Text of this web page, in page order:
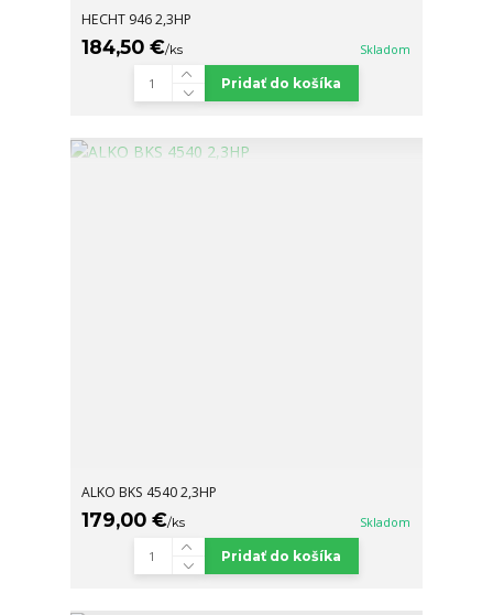
HECHT 946 2,3HP
184,50 €/ks Skladom
Pridať do košíka
ALKO BKS 4540 2,3HP
179,00 €/ks Skladom
Pridať do košíka